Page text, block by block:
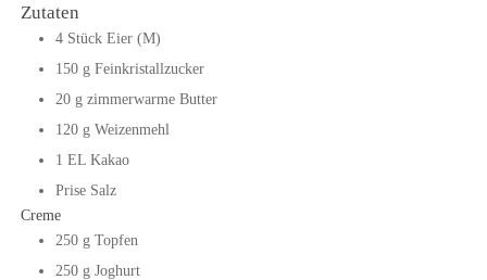
Zutaten
4 Stück Eier (M)
150 g Feinkristallzucker
20 g zimmerwarme Butter
120 g Weizenmehl
1 EL Kakao
Prise Salz
Creme
250 g Topfen
250 g Joghurt